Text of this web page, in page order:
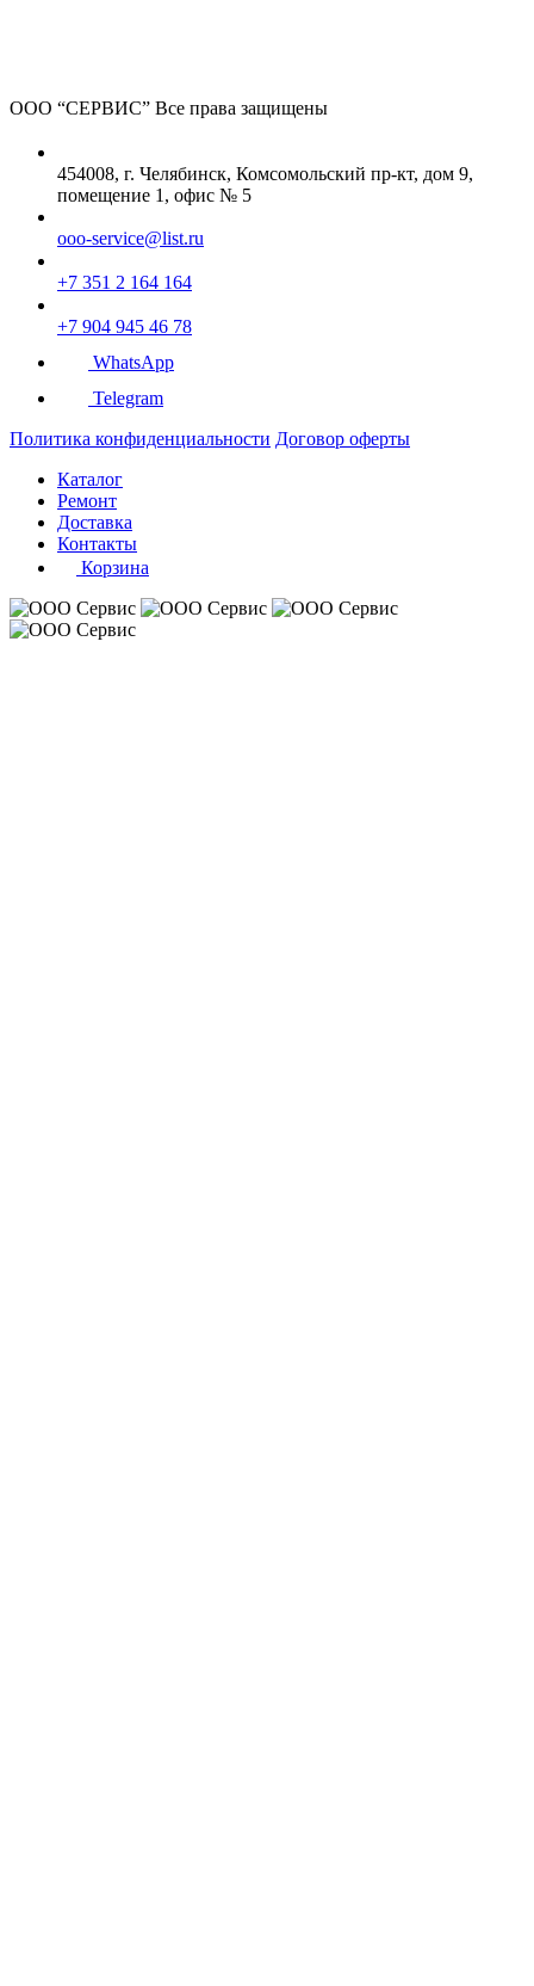
ООО “СЕРВИС” Все права защищены
454008, г. Челябинск, Комсомольский пр-кт, дом 9,
помещение 1, офис № 5
ooo-service@list.ru
+7 351 2 164 164
+7 904 945 46 78
WhatsApp
Telegram
Политика конфиденциальности Договор оферты
Каталог
Ремонт
Доставка
Контакты
Корзина